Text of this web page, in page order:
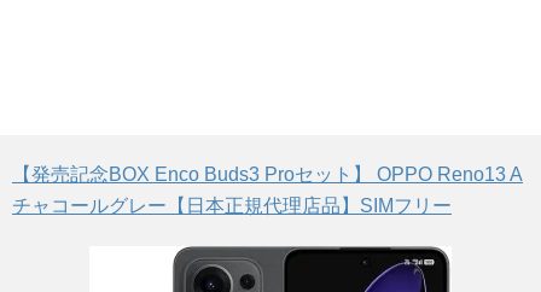
【発売記念BOX Enco Buds3 Proセット】 OPPO Reno13 A
チャコールグレー【日本正規代理店品】SIMフリー